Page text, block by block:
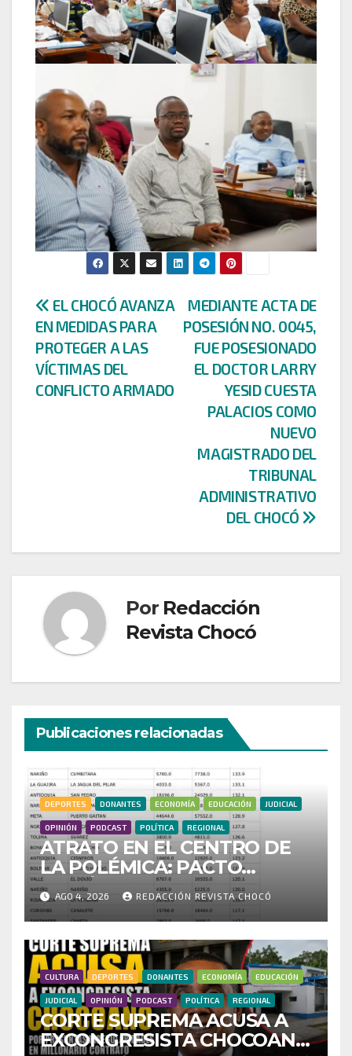
Navegación
de
entradas
MEDIANTE ACTA DE
POSESIÓN NO. 0045,
FUE POSESIONADO
EL DOCTOR LARRY
YESID CUESTA
PALACIOS COMO
NUEVO
MAGISTRADO DEL
TRIBUNAL
ADMINISTRATIVO
DEL CHOCÓ
EL CHOCÓ AVANZA
EN MEDIDAS PARA
PROTEGER A LAS
VÍCTIMAS DEL
CONFLICTO ARMADO
Por Redacción
Revista Chocó
Publicaciones relacionadas
DEPORTES DONANTES ECONOMÍA EDUCACIÓN JUDICIAL
OPINIÓN PODCAST POLÍTICA REGIONAL
ATRATO EN EL CENTRO DE
LA POLÉMICA: PACTO
HISTÓRICO CUESTIONA
CENSO ELECTORAL Y PIDE
INVESTIGAR PRESUNTO
FRAUDE
AGO 4, 2026 REDACCIÓN REVISTA CHOCÓ
CULTURA DEPORTES DONANTES ECONOMÍA EDUCACIÓN
JUDICIAL OPINIÓN PODCAST POLÍTICA REGIONAL
CORTE SUPREMA ACUSA A
EXCONGRESISTA CHOCOANO